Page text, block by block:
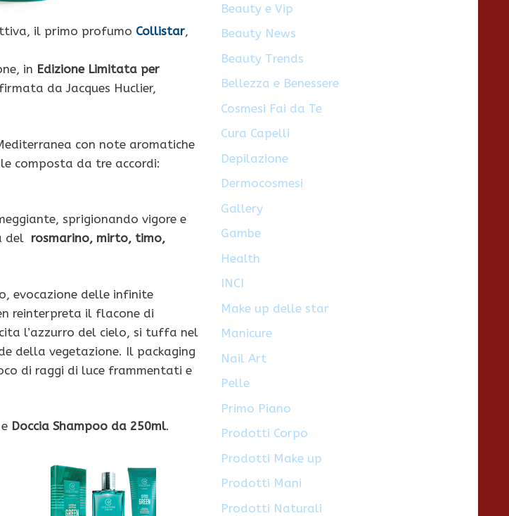
il primo profumo Collistar,
in Edizione Limitata per
da Jacques Huclier,
con note aromatiche
composta da tre accordi:
sprigionando vigore e
del rosmarino, mirto, timo,
evocazione delle infinite
reinterpreta il flacone di
l’azzurro del cielo, si tuffa nel
della vegetazione. Il packaging
di raggi di luce frammentati e
Doccia Shampoo da 250ml.
Beauty e Vip
Beauty News
Beauty Trends
Bellezza e Benessere
Cosmesi Fai da Te
Cura Capelli
Depilazione
Dermocosmesi
Gallery
Gambe
Health
INCI
Make up delle star
Manicure
Nail Art
Pelle
Primo Piano
Prodotti Corpo
Prodotti Make up
Prodotti Mani
Prodotti Naturali